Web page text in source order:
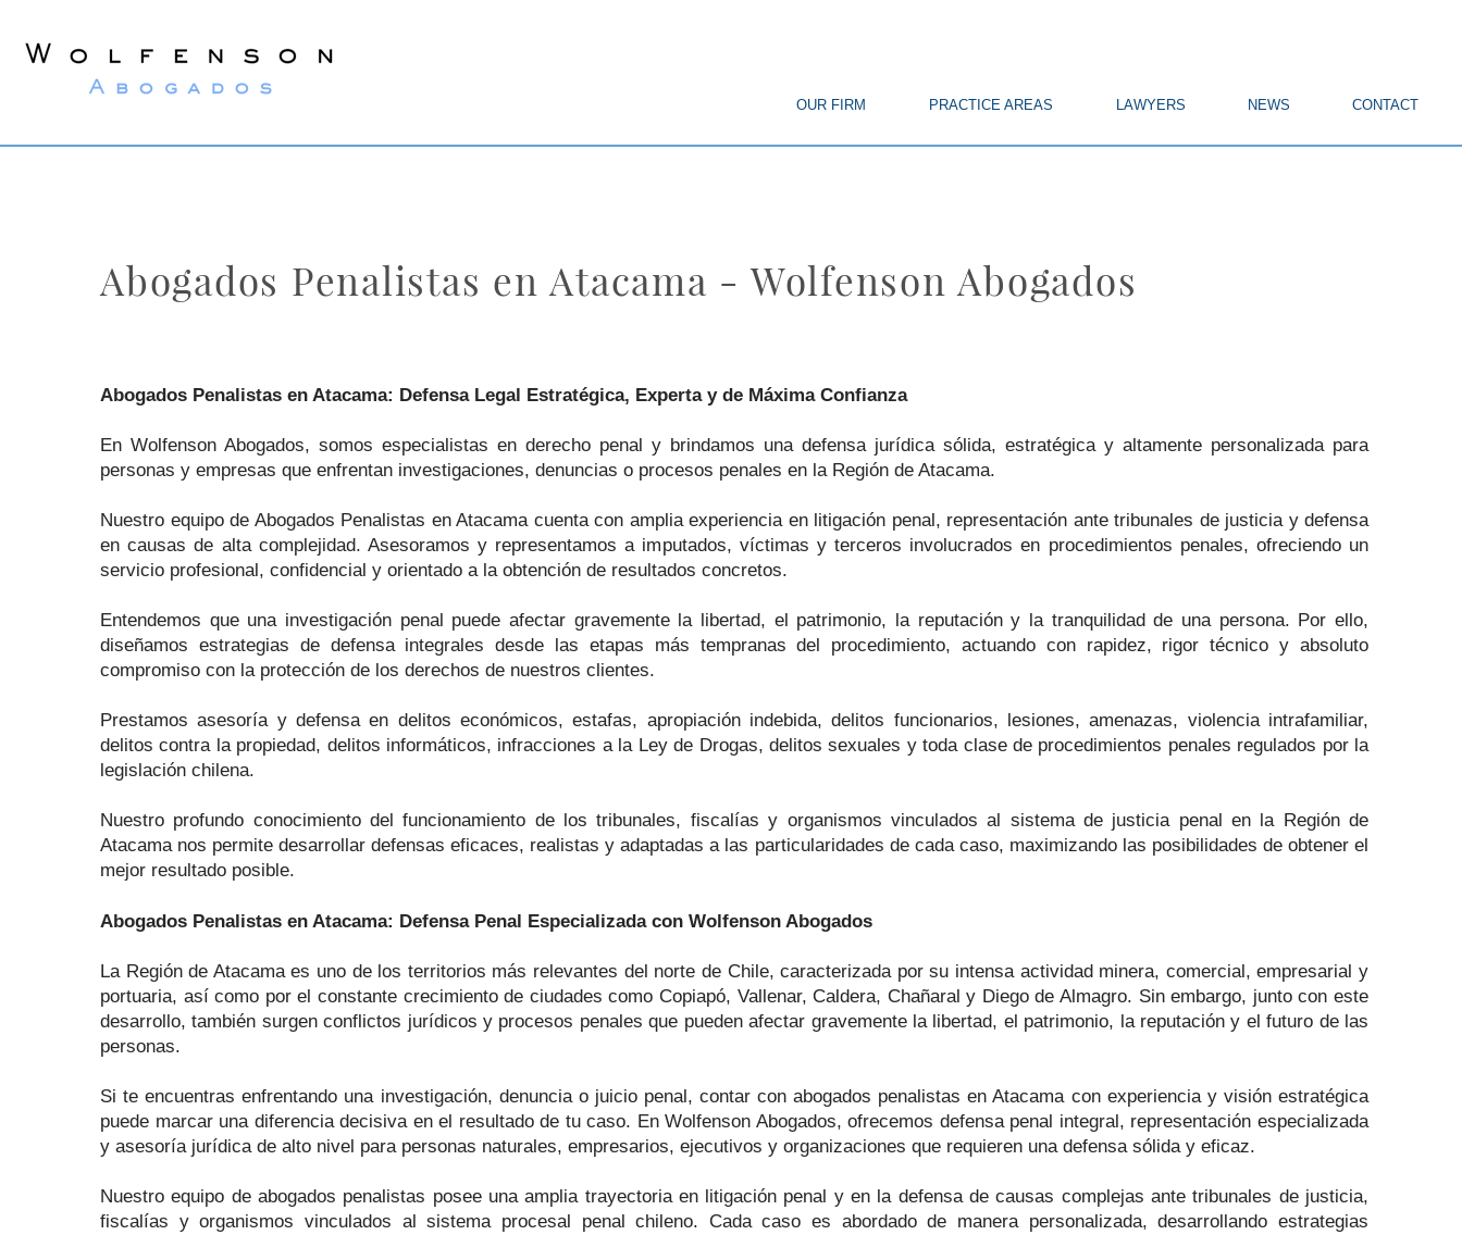
OUR FIRM PRACTICE AREAS LAWYERS NEWS CONTACT
Abogados Penalistas en Atacama - Wolfenson Abogados
Abogados Penalistas en Atacama: Defensa Legal Estratégica, Experta y de Máxima Confianza
En Wolfenson Abogados, somos especialistas en derecho penal y brindamos una defensa jurídica sólida, estratégica y altamente personalizada para
personas y empresas que enfrentan investigaciones, denuncias o procesos penales en la Región de Atacama.
Nuestro equipo de Abogados Penalistas en Atacama cuenta con amplia experiencia en litigación penal, representación ante tribunales de justicia y defensa
en causas de alta complejidad. Asesoramos y representamos a imputados, víctimas y terceros involucrados en procedimientos penales, ofreciendo un
servicio profesional, confidencial y orientado a la obtención de resultados concretos.
Entendemos que una investigación penal puede afectar gravemente la libertad, el patrimonio, la reputación y la tranquilidad de una persona. Por ello,
diseñamos estrategias de defensa integrales desde las etapas más tempranas del procedimiento, actuando con rapidez, rigor técnico y absoluto
compromiso con la protección de los derechos de nuestros clientes.
Prestamos asesoría y defensa en delitos económicos, estafas, apropiación indebida, delitos funcionarios, lesiones, amenazas, violencia intrafamiliar,
delitos contra la propiedad, delitos informáticos, infracciones a la Ley de Drogas, delitos sexuales y toda clase de procedimientos penales regulados por la
legislación chilena.
Nuestro profundo conocimiento del funcionamiento de los tribunales, fiscalías y organismos vinculados al sistema de justicia penal en la Región de
Atacama nos permite desarrollar defensas eficaces, realistas y adaptadas a las particularidades de cada caso, maximizando las posibilidades de obtener el
mejor resultado posible.
Abogados Penalistas en Atacama: Defensa Penal Especializada con Wolfenson Abogados
La Región de Atacama es uno de los territorios más relevantes del norte de Chile, caracterizada por su intensa actividad minera, comercial, empresarial y
portuaria, así como por el constante crecimiento de ciudades como Copiapó, Vallenar, Caldera, Chañaral y Diego de Almagro. Sin embargo, junto con este
desarrollo, también surgen conflictos jurídicos y procesos penales que pueden afectar gravemente la libertad, el patrimonio, la reputación y el futuro de las
personas.
Si te encuentras enfrentando una investigación, denuncia o juicio penal, contar con abogados penalistas en Atacama con experiencia y visión estratégica
puede marcar una diferencia decisiva en el resultado de tu caso. En Wolfenson Abogados, ofrecemos defensa penal integral, representación especializada
y asesoría jurídica de alto nivel para personas naturales, empresarios, ejecutivos y organizaciones que requieren una defensa sólida y eficaz.
Nuestro equipo de abogados penalistas posee una amplia trayectoria en litigación penal y en la defensa de causas complejas ante tribunales de justicia,
fiscalías y organismos vinculados al sistema procesal penal chileno. Cada caso es abordado de manera personalizada, desarrollando estrategias
Wolfenson